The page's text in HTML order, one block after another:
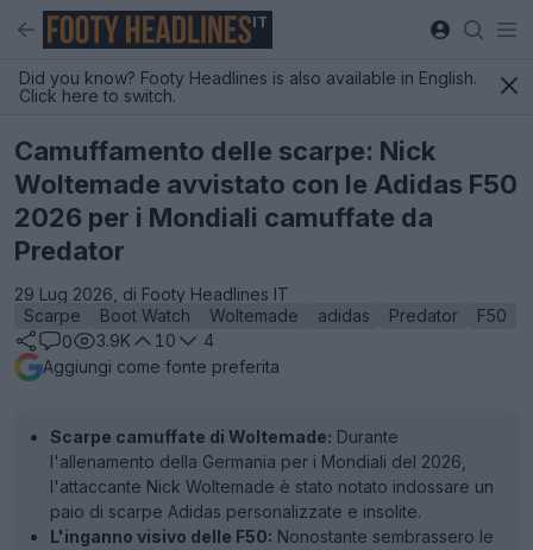
IT
Did you know? Footy Headlines is also available in English.
Click here to switch.
Camuffamento delle scarpe: Nick
Woltemade avvistato con le Adidas F50
2026 per i Mondiali camuffate da
Predator
29 Lug 2026, di Footy Headlines IT
Scarpe
Boot Watch Woltemade adidas Predator
F50
0
3.9K 10
4
Aggiungi come fonte preferita
Scarpe camuffate di Woltemade: Durante
l'allenamento della Germania per i Mondiali del 2026,
l'attaccante Nick Woltemade è stato notato indossare un
paio di scarpe Adidas personalizzate e insolite.
L'inganno visivo delle F50: Nonostante sembrassero le